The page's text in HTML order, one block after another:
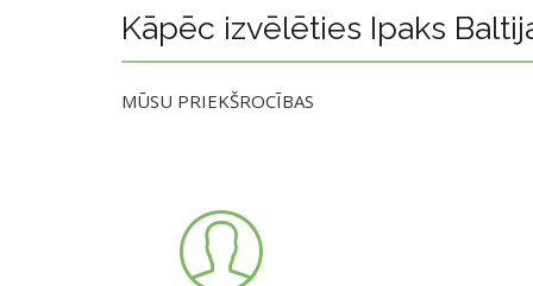
Kāpēc izvēlēties Ipaks
MŪSU PRIEKŠROCĪBAS